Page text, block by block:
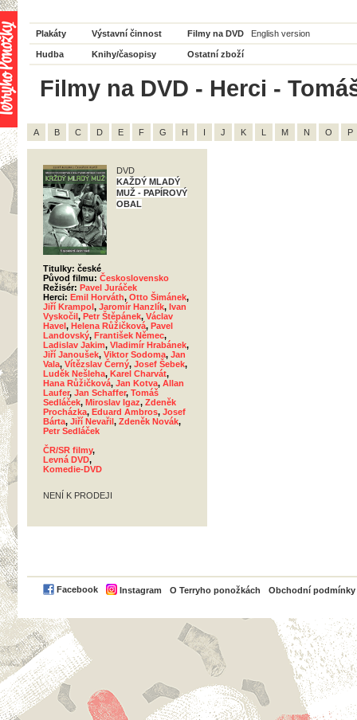
Plakáty Výstavní činnost Filmy na DVD English version
Hudba Knihy/časopisy Ostatní zboží
Filmy na DVD - Herci -
A B C D E F G H I J K L M N O P
DVD
KAŽDÝ MLADÝ
MUŽ - PAPÍROVÝ
OBAL
Titulky: české
Původ filmu: Československo
Režisér: Pavel Juráček
Herci: Emil Horváth, Otto Šimánek,
Jiří Krampol, Jaromír Hanzlík, Ivan
Vyskočil, Petr Štěpánek, Václav
Havel, Helena Růžičková, Pavel
Landovský, František Němec,
Ladislav Jakim, Vladimír Hrabánek,
Jiří Janoušek, Viktor Sodoma, Jan
Vala, Vítězslav Černý, Josef Šebek,
Luděk Nešleha, Karel Charvát,
Hana Růžičková, Jan Kotva, Allan
Laufer, Jan Schaffer, Tomáš
Sedláček, Miroslav Igaz, Zdeněk
Procházka, Eduard Ambros, Josef
Bárta, Jiří Nevařil, Zdeněk Novák,
Petr Sedláček
ČR/SR filmy,
Levná DVD,
Komedie-DVD
NENÍ K PRODEJI
Facebook Instagram O Terryho ponožkách Obchodní podmínky
PayPal